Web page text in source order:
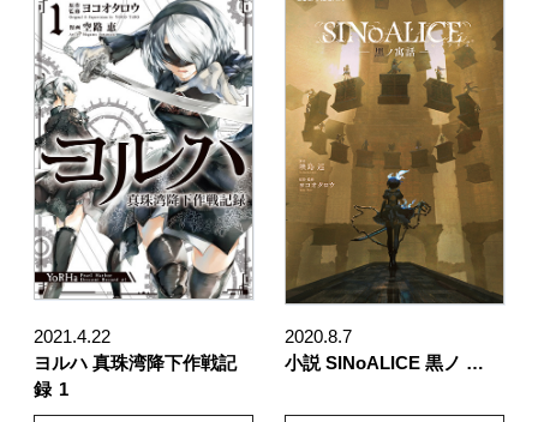
2021.4.22
ヨルハ 真珠湾降下作戦記
録 1
2020.8.7
小説 SINoALICE 黒ノ …